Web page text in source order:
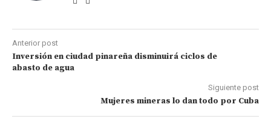
Anterior post
Inversión en ciudad pinareña disminuirá ciclos de
abasto de agua
Siguiente post
Mujeres mineras lo dan todo por Cuba